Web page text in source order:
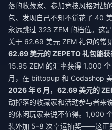
落的收藏家、参加竞技风格对战
包、发现自己不知不觉花了 40
永远跳过 323 ZEM 的档位。这是
关于 62.69 美元 ZEM 礼包的常
62.69 美元的 ZEPETO 礼包能获
15.95 ZEM 的汇率获得 1,000
月，在 bittopup 和 Codashop
2026 年 6 月，62.69 美元的
动掉落的收藏家和活动参与者来
的休闲玩家来说不值得。1,000
装外加 5–8 次幸运抽奖——这正